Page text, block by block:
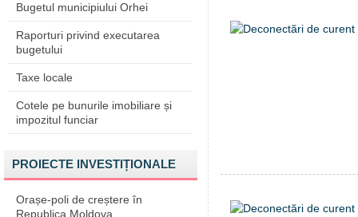
Bugetul municipiului Orhei
Raporturi privind executarea
bugetului
Taxe locale
Cotele pe bunurile imobiliare și
impozitul funciar
PROIECTE INVESTIȚIONALE
Orașe-poli de creștere în
Republica Moldova